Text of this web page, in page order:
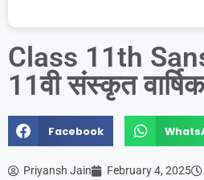
Class 11th
11वी संस्कृत
Facebook
Priyansh Jain February 4, 2025